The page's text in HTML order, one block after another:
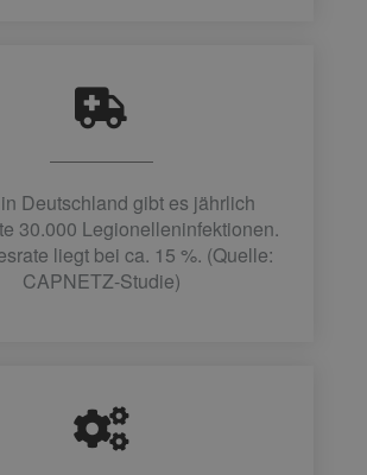
Deutschland gibt es jährlich
30.000 Legionelleninfektionen.
liegt bei ca. 15 %. (Quelle:
CAPNETZ-Studie)